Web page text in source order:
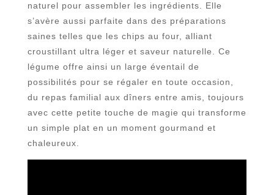
naturel pour assembler les ingrédients. Elle
s’avère aussi parfaite dans des préparations
saines telles que les chips au four, alliant
croustillant ultra léger et saveur naturelle. Ce
légume offre ainsi un large éventail de
possibilités pour se régaler en toute occasion,
du repas familial aux dîners entre amis, toujours
avec cette petite touche de magie qui transforme
un simple plat en un moment gourmand et
chaleureux.